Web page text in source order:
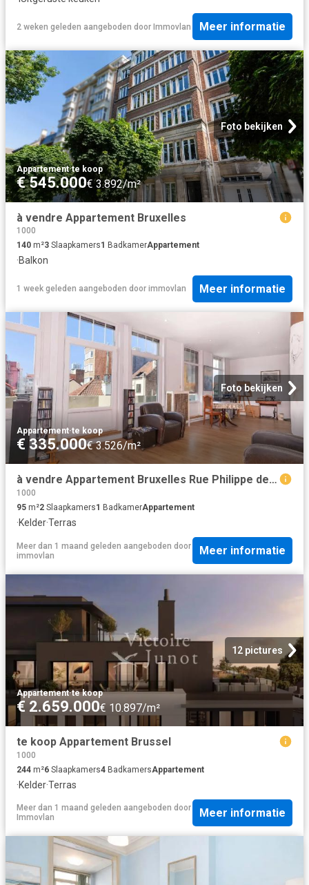
2 weken geleden aangeboden door Immovlan Meer informatie
Foto bekijken
Appartement·te koop
€ 545.000€ 3.892/m²
à vendre Appartement Bruxelles
1000
140 m²3 Slaapkamers1 BadkamerAppartement
·Balkon
1 week geleden aangeboden door immovlan Meer informatie
Foto bekijken
Appartement·te koop
€ 335.000€ 3.526/m²
à vendre Appartement Bruxelles Rue Philippe de Champagne
1000
95 m²2 Slaapkamers1 BadkamerAppartement
·Kelder·Terras
Meer dan 1 maand geleden aangeboden door
immovlan
Meer informatie
12 pictures
Appartement·te koop
€ 2.659.000€ 10.897/m²
te koop Appartement Brussel
1000
244 m²6 Slaapkamers4 BadkamersAppartement
·Kelder·Terras
Meer dan 1 maand geleden aangeboden door
Immovlan
Meer informatie